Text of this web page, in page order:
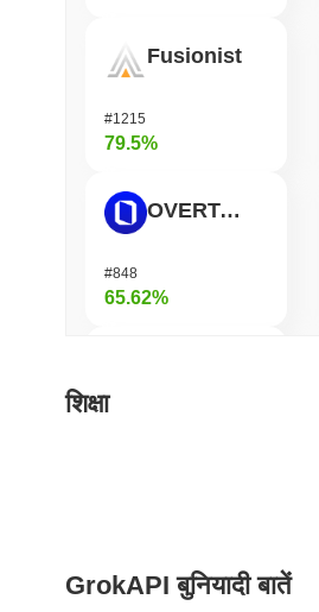
Fusionist
#1215
79.5%
OVERTAKE
#848
65.62%
#402
शिक्षा
GrokAPI बुनियादी बातें